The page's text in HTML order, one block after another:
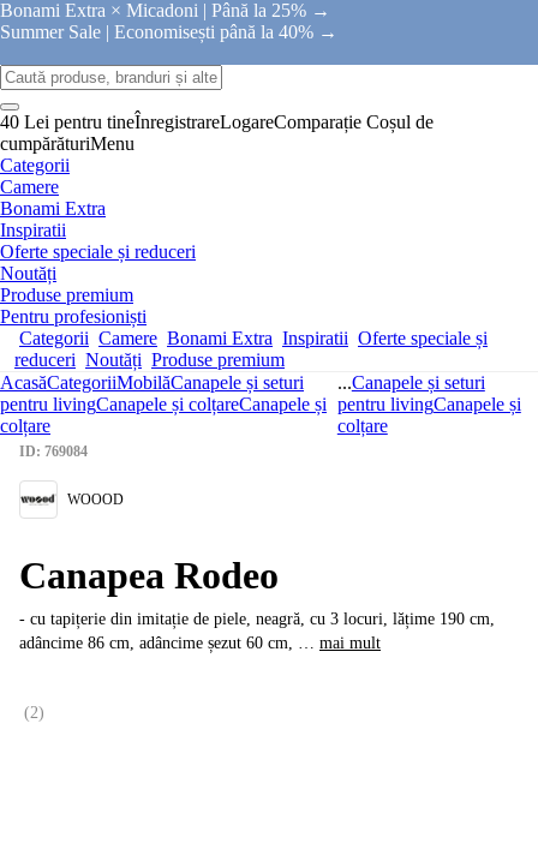
Bonami Extra × Micadoni | Până la 25% →
Summer Sale | Economisești până la 40% →
40 Lei pentru tineÎnregistrareLogareComparație Coșul de
cumpărăturiMenu
Categorii
Camere
Bonami Extra
Inspiratii
Oferte speciale și reduceri
Noutăți
Produse premium
Pentru profesioniști
Categorii Camere Bonami Extra Inspiratii Oferte speciale și
reduceri Noutăți Produse premium
AcasăCategoriiMobilăCanapele și seturi
pentru livingCanapele și colțareCanapele și
colțare
...Canapele și seturi
pentru livingCanapele și
colțare
ID: 769084
WOOOD
Canapea Rodeo
- cu tapițerie din imitație de piele, neagră, cu 3 locuri, lățime 190 cm,
adâncime 86 cm, adâncime șezut 60 cm, … mai mult
(2)